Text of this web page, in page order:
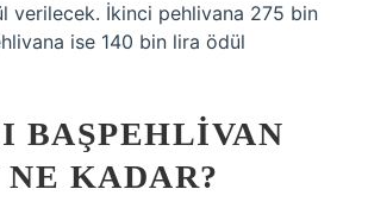
verilecek. İkinci pehlivana 275 bin
ise 140 bin lira ödül
BAŞPEHLIVAN
KADAR?